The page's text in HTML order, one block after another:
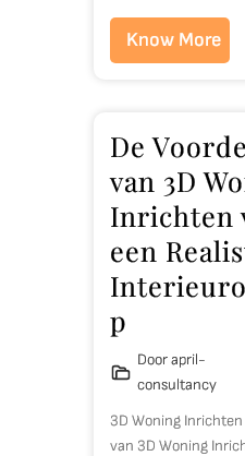
Know More
De
van 3D
Inrichten
een
p
Door april-
consultancy
3D Woning Inrichten
van 3D Woning